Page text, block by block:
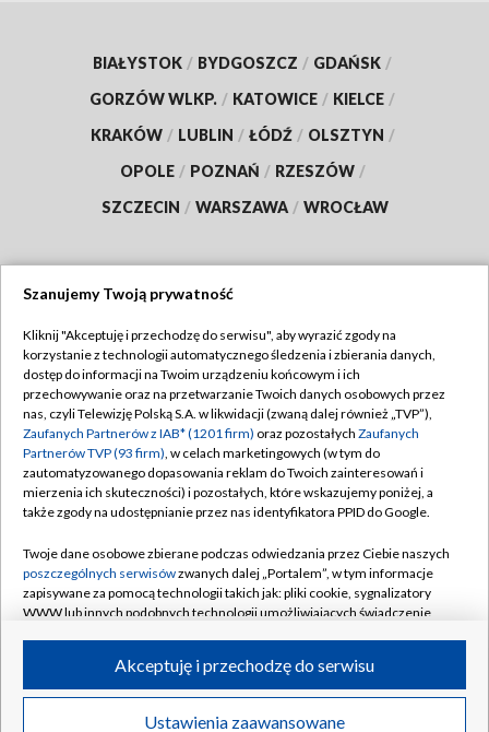
BIAŁYSTOK / BYDGOSZCZ / GDAŃSK /
GORZÓW WLKP. / KATOWICE / KIELCE /
KRAKÓW / LUBLIN / ŁÓDŹ / OLSZTYN /
OPOLE / POZNAŃ / RZESZÓW /
SZCZECIN / WARSZAWA / WROCŁAW
TVP
Abonament TVP
Emisja w TVP
Centrum informacji TVP
Naziemna Telewizja Cyfrowa
Rada Programowa
System NOS
Informacje o nadawcy
Program dla prasy
Regulamin TVP
Polityka prywatności
Moje zgody
Pomoc
Kontakt
Kanały
©2026 Telewizja Polska S.A. w likwidacji
Szanujemy Twoją prywatność
Kliknij "Akceptuję i przechodzę do serwisu", aby wyrazić zgody na
korzystanie z technologii automatycznego śledzenia i zbierania danych,
dostęp do informacji na Twoim urządzeniu końcowym i ich
przechowywanie oraz na przetwarzanie Twoich danych osobowych przez
nas, czyli Telewizję Polską S.A. w likwidacji (zwaną dalej również „TVP”),
Zaufanych Partnerów z IAB* (1201 firm) oraz pozostałych Zaufanych
Partnerów TVP (93 firm), w celach marketingowych (w tym do
zautomatyzowanego dopasowania reklam do Twoich zainteresowań i
mierzenia ich skuteczności) i pozostałych, które wskazujemy poniżej, a
także zgody na udostępnianie przez nas identyfikatora PPID do Google.
Twoje dane osobowe zbierane podczas odwiedzania przez Ciebie naszych
poszczególnych serwisówzwanych dalej „Portalem”, w tym informacje
zapisywane za pomocą technologii takich jak: pliki cookie, sygnalizatory
WWW lub innych podobnych technologii umożliwiających świadczenie
ruchu w Internecie.
Twoje dane osobowe zbierane podczas odwiedzania przez Ciebie
Ustawienia zaawansowane
Akceptuję i przechodzę do serwisu